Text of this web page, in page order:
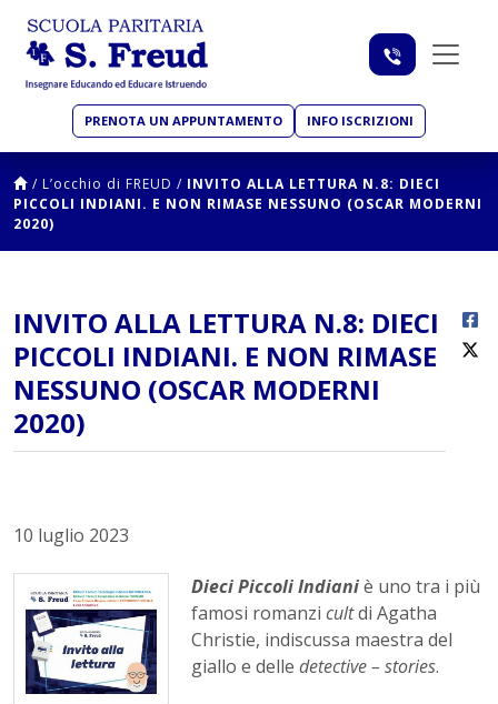
PRENOTA UN APPUNTAMENTO INFO ISCRIZIONI
/ L’occhio di FREUD / INVITO ALLA LETTURA N.8: DIECI
PICCOLI INDIANI. E NON RIMASE NESSUNO (OSCAR MODERNI
2020)
INVITO ALLA LETTURA N.8: DIECI
PICCOLI INDIANI. E NON RIMASE
NESSUNO (OSCAR MODERNI
2020)
10 luglio 2023
Dieci Piccoli Indianiè uno tra i più
famosi romanzi cultdi Agatha
Christie, indiscussa maestra del
giallo e delle detective – stories.